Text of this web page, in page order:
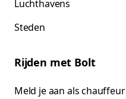
Luchthavens
Steden
Rijden met Bolt
Meld je aan als chauffeur